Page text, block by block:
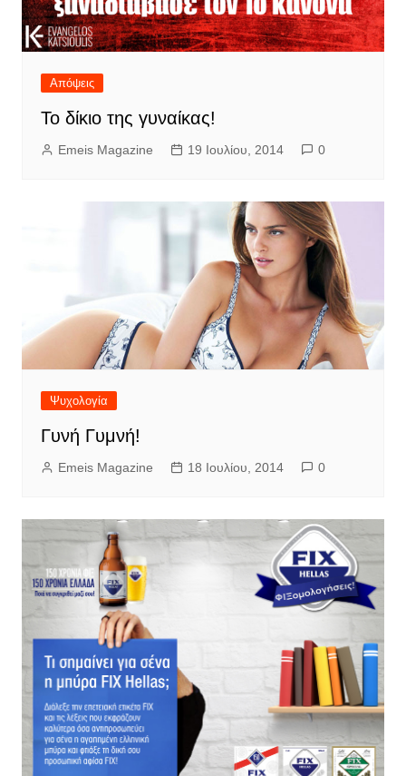
Απόψεις
Το δίκιο της γυναίκας!
Emeis Magazine 19 Ιουλίου, 2014 0
Ψυχολογία
Γυνή Γυμνή!
Emeis Magazine 18 Ιουλίου, 2014 0